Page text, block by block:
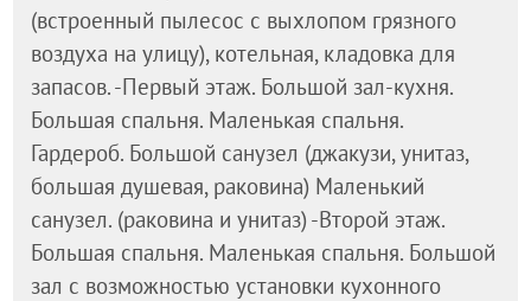
(встроенный пылесос с выхлопом грязного
воздуха на улицу), котельная, кладовка для
запасов. -Первый этаж. Большой зал-кухня.
Большая спальня. Маленькая спальня.
Гардероб. Большой санузел (джакузи, унитаз,
большая душевая, раковина) Маленький
санузел. (раковина и унитаз) -Второй этаж.
Большая спальня. Маленькая спальня. Большой
зал с возможностью установки кухонного